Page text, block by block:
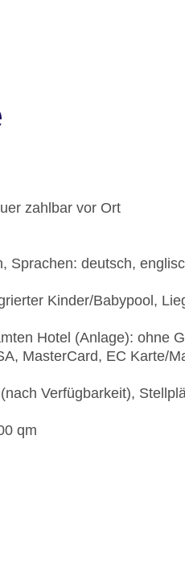
zahlbar vor Ort
Sprachen: deutsch,
Kinder/Babypool,
Hotel (Anlage): ohne
MasterCard, EC Karte/
Verfügbarkeit),
qm